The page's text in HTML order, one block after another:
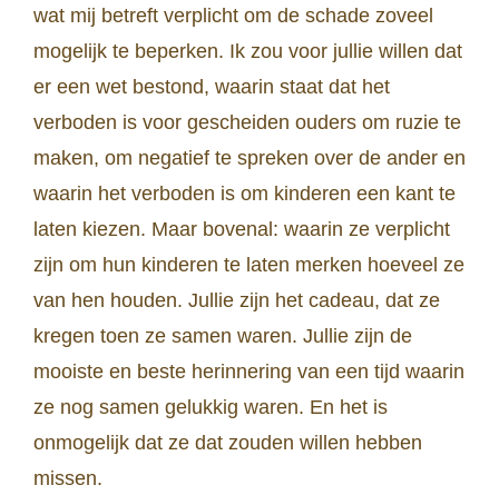
wat mij betreft verplicht om de schade zoveel
mogelijk te beperken. Ik zou voor jullie willen dat
er een wet bestond, waarin staat dat het
verboden is voor gescheiden ouders om ruzie te
maken, om negatief te spreken over de ander en
waarin het verboden is om kinderen een kant te
laten kiezen. Maar bovenal: waarin ze verplicht
zijn om hun kinderen te laten merken hoeveel ze
van hen houden. Jullie zijn het cadeau, dat ze
kregen toen ze samen waren. Jullie zijn de
mooiste en beste herinnering van een tijd waarin
ze nog samen gelukkig waren. En het is
onmogelijk dat ze dat zouden willen hebben
missen.